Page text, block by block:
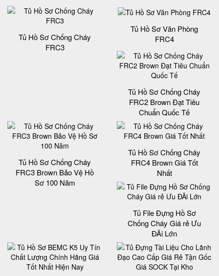
Tủ Hồ Sơ Chống Cháy
FRC3
Tủ Hồ Sơ Văn Phòng
FRC4
Tủ Hồ Sơ Chống Cháy
FRC2 Brown Đạt Tiêu
Chuẩn Quốc Tế
Tủ Hồ Sơ Chống Cháy
FRC3 Brown Bảo Vệ Hồ
Sơ 100 Năm
Tủ Hồ Sơ Chống Cháy
FRC4 Brown Giá Tốt
Nhất
Tủ File Đựng Hồ Sơ
Chống Cháy Giá rẻ Ưu
ĐÃi Lớn